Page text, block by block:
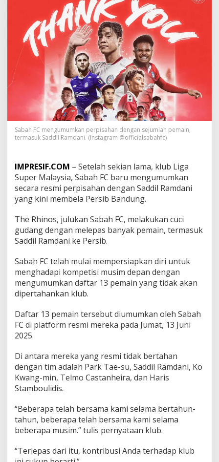
t
n
g
g
a
l
k
a
n
S
a
d
d
l
R
d
a
n
i
P
e
r
i
b
,
S
a
h
F
u
c
i
G
a
n
g
Sabah FC mengumumkan perpisahan dengan sejumlah pemain,
termasuk Saddil Ramdani. (Instagram @officialsabahfc)
IMPRESIF.COM – Setelah sekian lama, klub Liga
Super Malaysia, Sabah FC baru mengumumkan
secara resmi perpisahan dengan Saddil Ramdani
yang kini membela Persib Bandung.
The Rhinos, julukan Sabah FC, melakukan cuci
gudang dengan melepas banyak pemain, termasuk
Saddil Ramdani ke Persib.
Sabah FC telah mulai mempersiapkan diri untuk
menghadapi kompetisi musim depan dengan
mengumumkan daftar 13 pemain yang tidak akan
dipertahankan klub.
Daftar 13 pemain tersebut diumumkan oleh Sabah
FC di platform resmi mereka pada Jumat, 13 Juni
2025.
Di antara mereka yang resmi tidak bertahan
dengan tim adalah Park Tae-su, Saddil Ramdani, Ko
Kwang-min, Telmo Castanheira, dan Haris
Stamboulidis.
“Beberapa telah bersama kami selama bertahun-
tahun, beberapa telah bersama kami selama
beberapa musim.” tulis pernyataan klub.
“Terlepas dari itu, kontribusi Anda terhadap klub